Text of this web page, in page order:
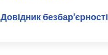
Довідник безбар’єрності